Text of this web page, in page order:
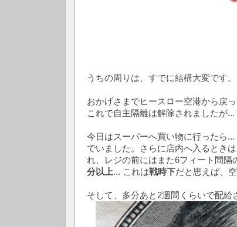
うちの周りは、すでに結構大変です。
おかげさまでヒースロー空港から戻
これで自主隔離は解除されましたが
今日はスーパーへ買い物に行ったら
でいました。さらに店内へ入るとき
れ、レジの前にはまた6フィート間隔
分以上... これは戦時下だと思えば、
そして、多分あと2週間くらいで配